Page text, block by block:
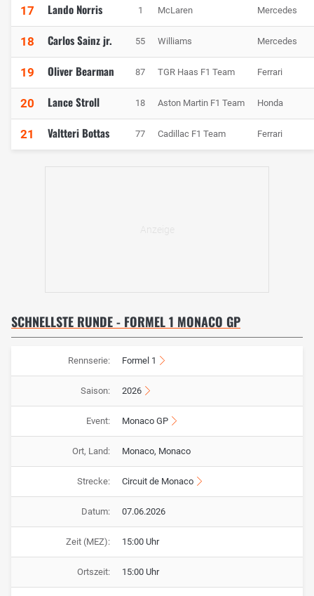
17 Lando Norris 1 McLaren Mercedes
18 Carlos Sainz jr. 55 Williams Mercedes
19 Oliver Bearman 87 TGR Haas F1 Team Ferrari
20 Lance Stroll 18 Aston Martin F1 Team Honda
21 Valtteri Bottas 77 Cadillac F1 Team Ferrari
SCHNELLSTE RUNDE - FORMEL 1 MONACO GP
Rennserie: Formel 1
Saison: 2026
Event: Monaco GP
Ort, Land: Monaco, Monaco
Strecke: Circuit de Monaco
Datum: 07.06.2026
Zeit (MEZ): 15:00 Uhr
Ortszeit: 15:00 Uhr